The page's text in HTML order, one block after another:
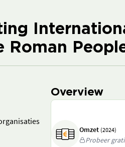
Roman
Overview
Omzet (2024)
Probeer